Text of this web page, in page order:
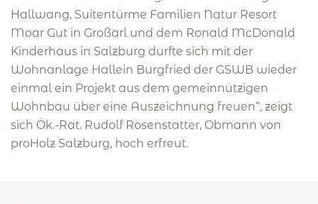
Hallwang, Suitentürme Familien Natur Resort
Moar Gut in Großarl und dem Ronald McDonald
Kinderhaus in Salzburg durfte sich mit der
Wohnanlage Hallein Burgfried der GSWB wieder
einmal ein Projekt aus dem gemeinnützigen
Wohnbau über eine Auszeichnung freuen“, zeigt
sich Ök.-Rat. Rudolf Rosenstatter, Obmann von
proHolz Salzburg, hoch erfreut.